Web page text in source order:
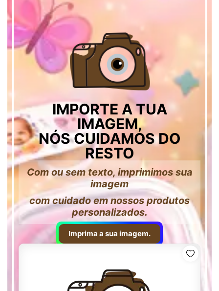
IMPORTE A TUA
IMAGEM,
NÓS CUIDAMOS DO
RESTO
Com ou sem texto, imprimimos sua
imagem
com cuidado em nossos produtos
personalizados.
Imprima a sua imagem.